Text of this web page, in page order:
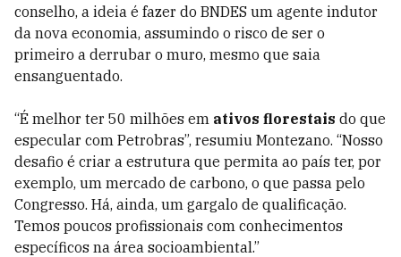
conselho, a ideia é fazer do BNDES um agente indutor
da nova economia, assumindo o risco de ser o
primeiro a derrubar o muro, mesmo que saia
ensanguentado.
“É melhor ter 50 milhões em ativos florestais do que
especular com Petrobras”, resumiu Montezano. “Nosso
desafio é criar a estrutura que permita ao país ter, por
exemplo, um mercado de carbono, o que passa pelo
Congresso. Há, ainda, um gargalo de qualificação.
Temos poucos profissionais com conhecimentos
específicos na área socioambiental.”